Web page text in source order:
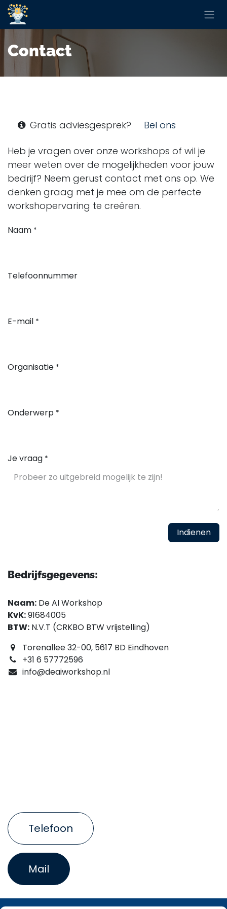
Overslaan naar inhoud
Contact
Gratis adviesgesprek? Bel ons
Heb je vragen over onze workshops of wil je
meer weten over de mogelijkheden voor jouw
bedrijf? Neem gerust contact met ons op. We
denken graag met je mee om de perfecte
workshopervaring te creëren.
Naam *
Telefoonnummer
E-mail *
Organisatie *
Onderwerp *
Je vraag *
Indienen
Bedrijfsgegevens:
Naam: De AI Workshop
KvK:91684005
BTW: N.V.T (CRKBO BTW vrijstelling)
Torenallee 32-00, 5617 BD Eindhoven
+31 6 57772596
info@deaiworkshop.nl
Telefoon
Mail